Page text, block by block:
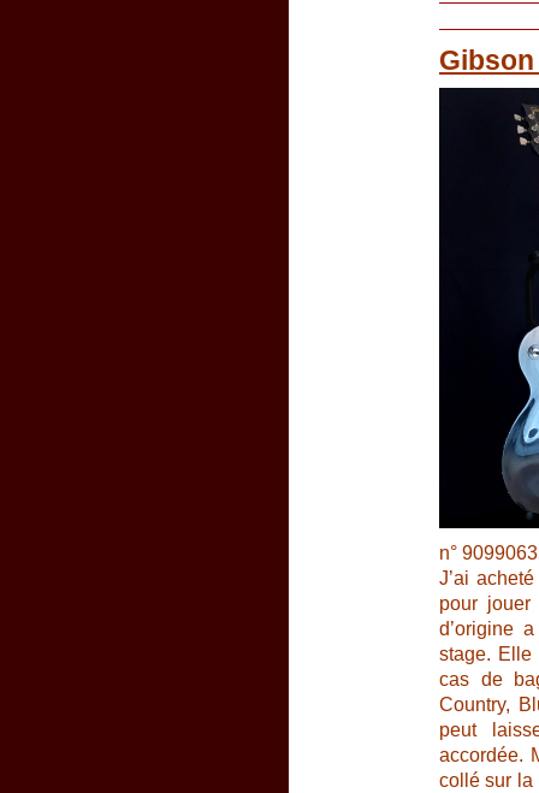
n°
J’ai
pour
d’origine
stage. Elle
cas de
Country,
peut
accordée.
collé sur la